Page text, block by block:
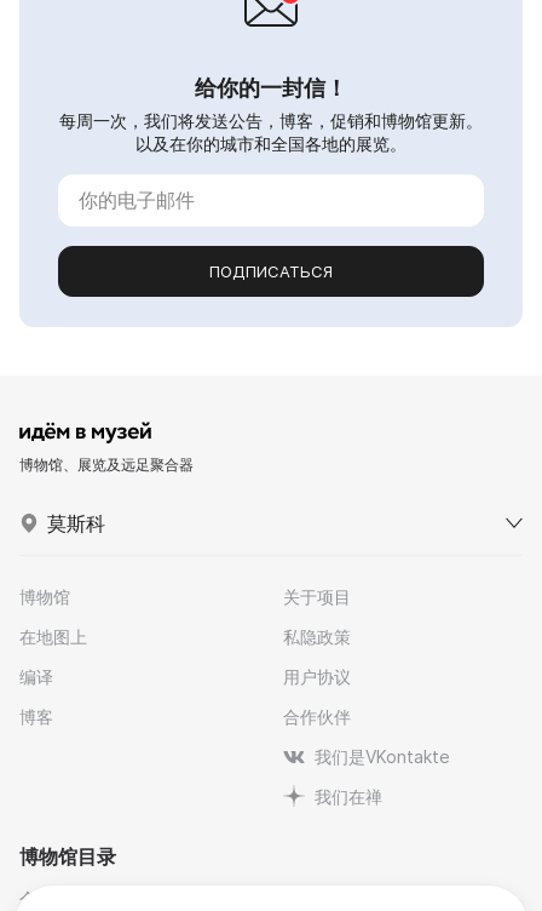
给你的一封信！
每周一次，我们将发送公告，博客，促销和博物馆更新。
以及在你的城市和全国各地的展览。
ПОДПИСАТЬСЯ
博物馆、展览及远足聚合器
莫斯科
博物馆
在地图上
编译
博客
关于项目
私隐政策
用户协议
合作伙伴
我们是VKontakte
我们在禅
博物馆目录
个人与纪念博物馆